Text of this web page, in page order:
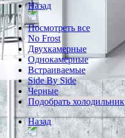
Назад
Посмотреть все
No Frost
Двухкамерные
Однокамерные
Встраиваемые
Side By Side
Черные
Подобрать холодильник
Назад